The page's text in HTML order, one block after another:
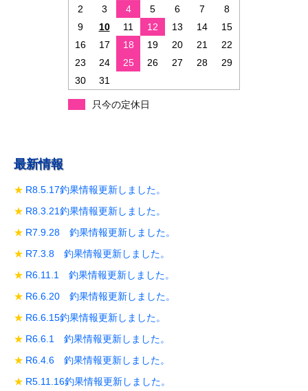
2
3 4 5 6 7
8
9
10 11 12 13 14
15
16
17 18 19 20 21
22
23
24 25 26 27 28
29
30
31
只今の定休日
最新情報
R8.5.17釣果情報更新しました。
R8.3.21釣果情報更新しました。
R7.9.28 釣果情報更新しました。
R7.3.8 釣果情報更新しました。
R6.11.1 釣果情報更新しました。
R6.6.20 釣果情報更新しました。
R6.6.15釣果情報更新しました。
R6.6.1 釣果情報更新しました。
R6.4.6 釣果情報更新しました。
R5.11.16釣果情報更新しました。